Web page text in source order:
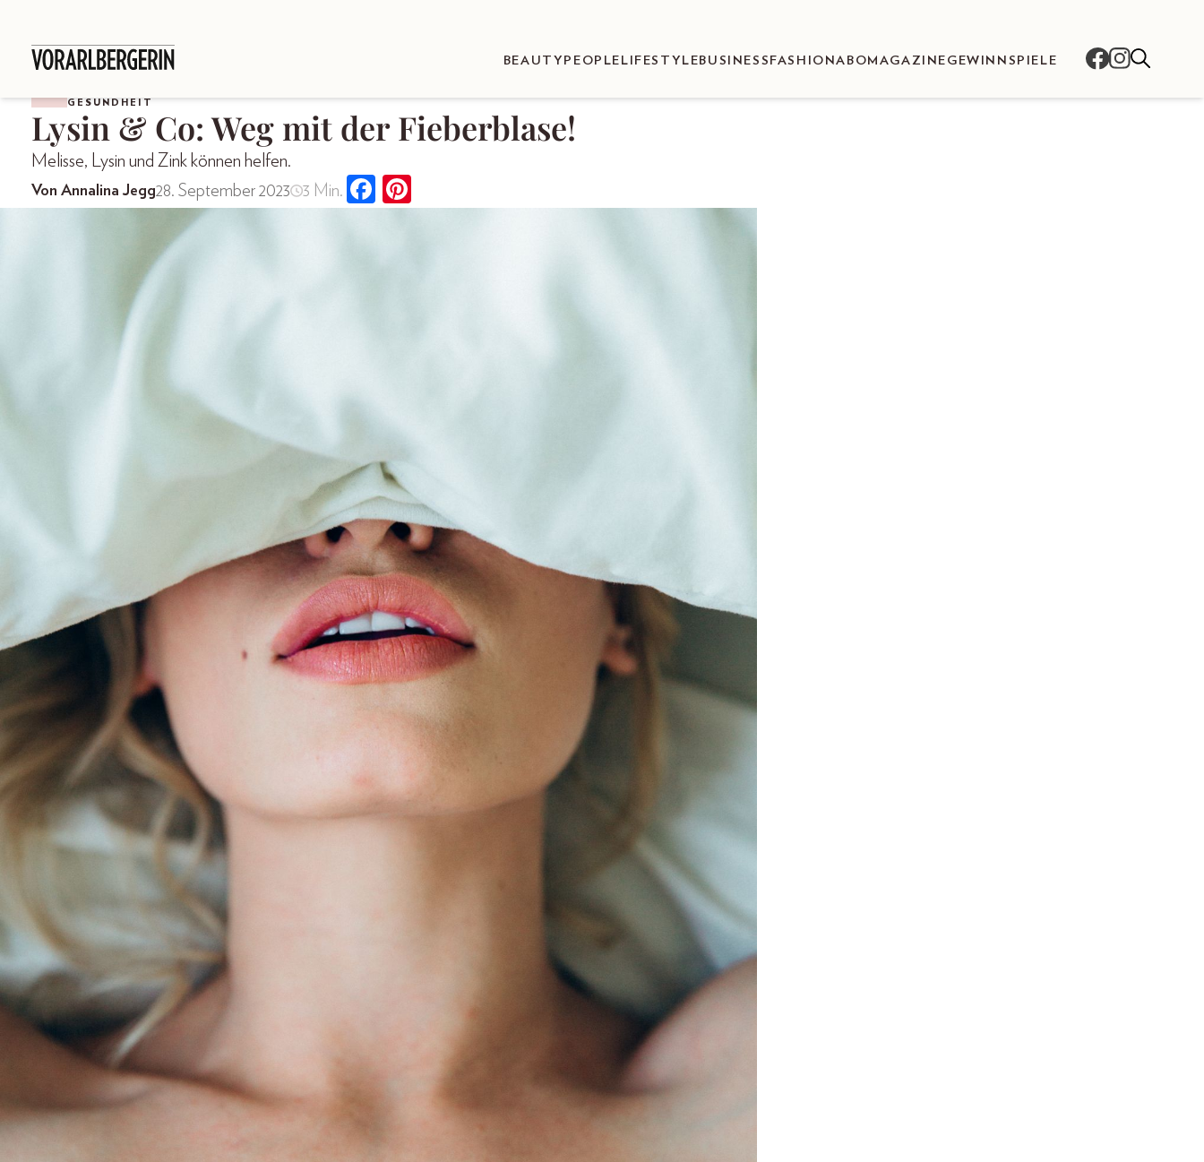
BEAUTY PEOPLE LIFESTYLEBUSINESS FASHIONABOMAGAZINE GEWINNSPIELE
GESUNDHEIT
Lysin & Co: Weg mit der Fieberblase!
Melisse, Lysin und Zink können helfen.
Von Annalina Jegg28. September 2023 3 Min.